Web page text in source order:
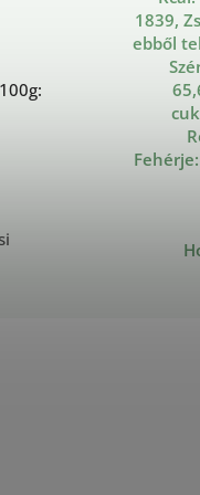
:
1839,
ebből